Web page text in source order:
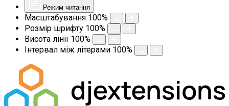
Режим читання
Масштабування 100%
Розмір шрифту 100%
Висота лінії 100%
Інтервал між літерами 100%